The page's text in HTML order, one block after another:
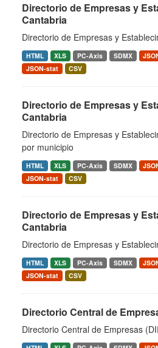
Directorio de Empresas y
Cantabria
Directorio de Empresas y
HTML XLS PC-Axis SDMX
JSON-stat
CSV
Directorio de Empresas y
Cantabria
Directorio de Empresas y
por municipio
HTML XLS PC-Axis SDMX
JSON-stat
CSV
Directorio de Empresas y
Cantabria
Directorio de Empresas y
HTML XLS PC-Axis SDMX
JSON-stat
CSV
Directorio Central de
Directorio Central de Empresas